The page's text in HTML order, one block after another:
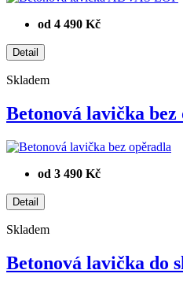
od 4 490 Kč
Skladem
Betonová lavička bez
od 3 490 Kč
Skladem
Betonová lavička do